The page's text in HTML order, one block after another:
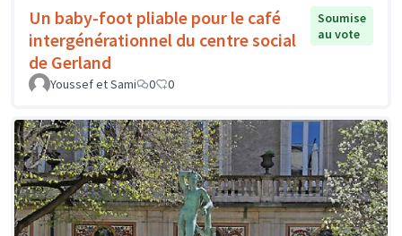
Un baby-foot pliable pour le café
intergénérationnel du centre social
de Gerland
Soumise
au vote
Youssef et Sami 0 0